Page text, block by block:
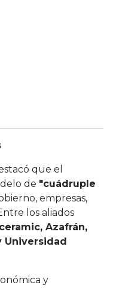
que el
de "cuádruple
empresas,
los aliados
Azafrán,
Universidad
y